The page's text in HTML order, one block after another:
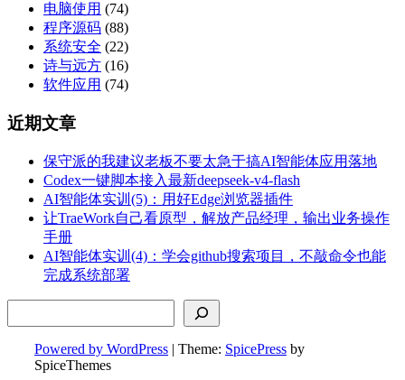
电脑使用 (74)
程序源码 (88)
系统安全 (22)
诗与远方 (16)
软件应用 (74)
近期文章
保守派的我建议老板不要太急于搞AI智能体应用落地
Codex一键脚本接入最新deepseek-v4-flash
AI智能体实训(5)：用好Edge浏览器插件
让TraeWork自己看原型，解放产品经理，输出业务操作
手册
AI智能体实训(4)：学会github搜索项目，不敲命令也能
完成系统部署
Powered by WordPress | Theme: SpicePress by
SpiceThemes